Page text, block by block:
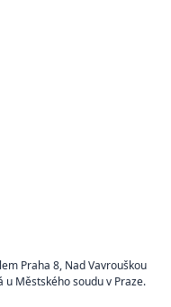
Praha 8, Nad Vavrouškou
u Městského soudu v Praze.